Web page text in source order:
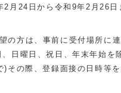
2月24日から令和9年2月26日
の方は、事前に受付場所に連
、日曜日、祝日、年末年始を
)その際、登録面接の日時等を